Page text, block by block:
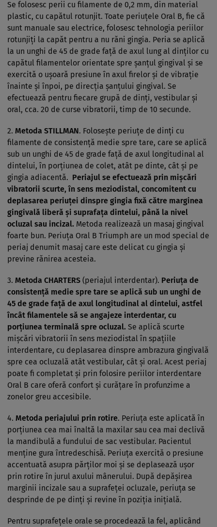
Se folosesc perii cu filamente de 0,2 mm, din material
plastic, cu capătul rotunjit. Toate periuţele Oral B, fie că
sunt manuale sau electrice, folosesc tehnologia periilor
rotunjiţi la capăt pentru a nu răni gingia. Peria se aplică
la un unghi de 45 de grade faţă de axul lung al dinţilor cu
capătul filamentelor orientate spre şanţul gingival şi se
exercită o uşoară presiune în axul firelor şi de vibraţie
înainte şi înpoi, pe direcţia şanţului gingival. Se
efectuează pentru fiecare grupă de dinţi, vestibular şi
oral, cca. 20 de curse vibratorii, timp de 10 secunde.
2. Metoda STILLMAN. Foloseşte periuţe de dinţi cu
filamente de consistenţă medie spre tare, care se aplică
sub un unghi de 45 de grade faţă de axul longitudinal al
dintelui, în porţiunea de colet, atât pe dinte, cât şi pe
gingia adiacentă. Periajul se efectuează prin mişcări
vibratorii scurte, în sens meziodistal, concomitent cu
deplasarea periuţei dinspre gingia fixă către marginea
gingivală liberă şi suprafaţa dintelui, până la nivel
ocluzal sau incizal. Metoda realizează un masaj gingival
foarte bun. Periuţa Oral B Triumph are un mod special de
periaj denumit masaj care este delicat cu gingia şi
previne rănirea acesteia.
3. Metoda CHARTERS (periajul interdentar). Periuţa de
consistenţă medie spre tare se aplică sub un unghi de
45 de grade faţă de axul longitudinal al dintelui, astfel
încât filamentele să se angajeze interdentar, cu
porţiunea terminală spre ocluzal. Se aplică scurte
mişcări vibratorii în sens meziodistal în spaţiile
interdentare, cu deplasarea dinspre ambrazura gingivală
spre cea ocluzală atât vestibular, cât şi oral. Acest periaj
poate fi completat şi prin folosire periilor interdentare
Oral B care oferă confort şi curăţare în profunzime a
zonelor greu accesibile.
4. Metoda periajului prin rotire. Periuţa este aplicată în
porţiunea cea mai înaltă la maxilar sau cea mai declivă
la mandibulă a fundului de sac vestibular. Pacientul
menţine gura întredeschisă. Periuţa exercită o presiune
accentuată asupra părţilor moi şi se deplasează uşor
prin rotire în jurul axului mânerului. După depăşirea
marginii incizale sau a suprafeţei ocluzale, periuţa se
desprinde de pe dinţi şi revine în poziţia iniţială.
Pentru suprafeţele orale se procedează la fel, aplicând